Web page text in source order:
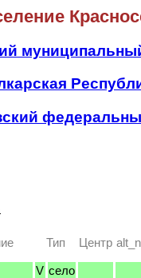
Тип Центр
V село